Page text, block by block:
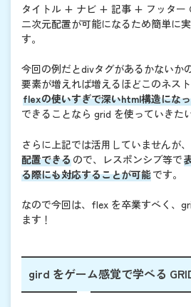
タイトル + ナビ + 記事 + フッター
二次元配置が可能になるため簡単に
す。
今回の例だとdivタグがあるかないか
要素が増えれば増えるほどこのネスト
flexの使いすぎで深いhtml構造にな
できることなら grid を使っていきた
さらに上記では活用していませんが、
配置できるので、レスポンシブ等で
る際にも対応することが可能です。
なので今回は、flex を卒業すべく、
ます！
gird をゲーム感覚で学べる